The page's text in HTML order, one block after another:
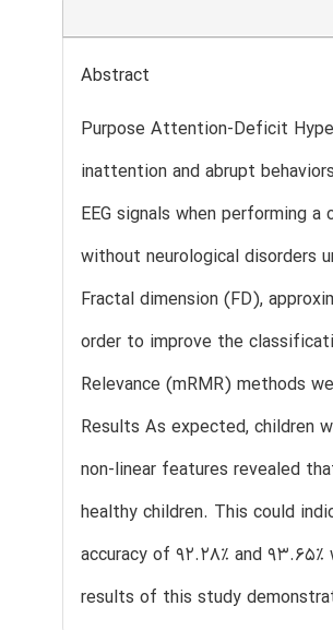
Abstract
Purpose Attention-Deficit
inattention and abrupt
EEG signals when performing
without neurological disorders
Fractal dimension (FD),
order to improve the
Relevance (mRMR) methods
Results As expected, children
non-linear features revealed
healthy children. This could
accuracy of 92.28% and
results of this study